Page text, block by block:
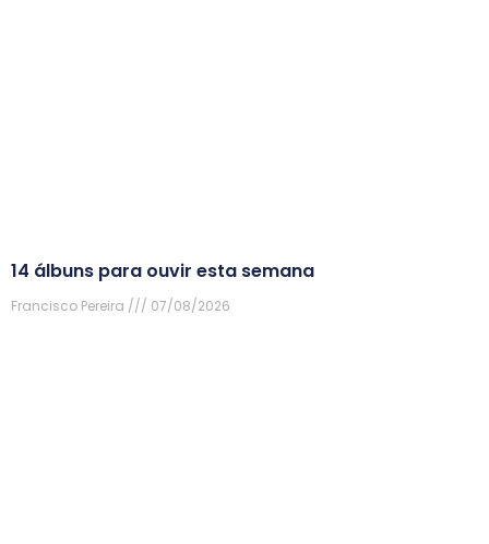
14 álbuns para ouvir esta semana
Francisco Pereira 07/08/2026